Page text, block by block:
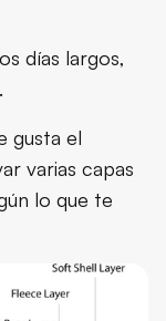
días largos,
gusta el
varias capas
lo que te